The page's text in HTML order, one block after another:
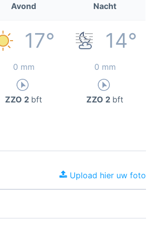
Avond Nacht
17° 14°
0 mm 0 mm
ZZO 2 bft ZZO 2 bft
Upload hier uw foto